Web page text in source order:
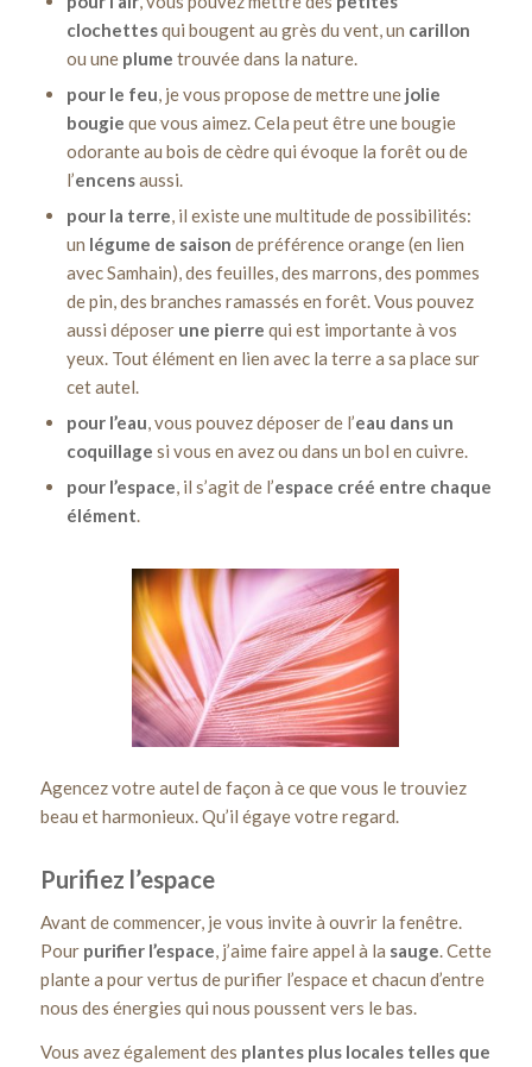
clochettesqui bougent au grès du vent, un carillon
ou une plume trouvée dans la nature.
pour le feu , je vous propose de mettre une jolie
bougie que vous aimez. Cela peut être une bougie
odorante au bois de cèdre qui évoque la forêt ou de
l’encensaussi.
pour la terre , il existe une multitude de possibilités:
un légume de saison de préférence orange (en lien
avec Samhain), des feuilles, des marrons, des pommes
de pin, des branches ramassés en forêt. Vous pouvez
aussi déposer une pierre qui est importante à vos
yeux. Tout élément en lien avec la terre a sa place sur
cet autel.
pour l’eau , vous pouvez déposer de l’eau dans un
coquillage si vous en avez ou dans un bol en cuivre.
pour l’espace , il s’agit de l’espace créé entre chaque
élément
Agencez votre autel de façon à ce que vous le trouviez
beau et harmonieux. Qu’il égaye votre regard.
Purifiez l’espace
Avant de commencer, je vous invite à ouvrir la fenêtre.
Pour purifier l’espace, j’aime faire appel à la sauge. Cette
plante a pour vertus de purifier l’espace et chacun d’entre
nous des énergies qui nous poussent vers le bas.
Vous avez également des plantes plus locales telles que